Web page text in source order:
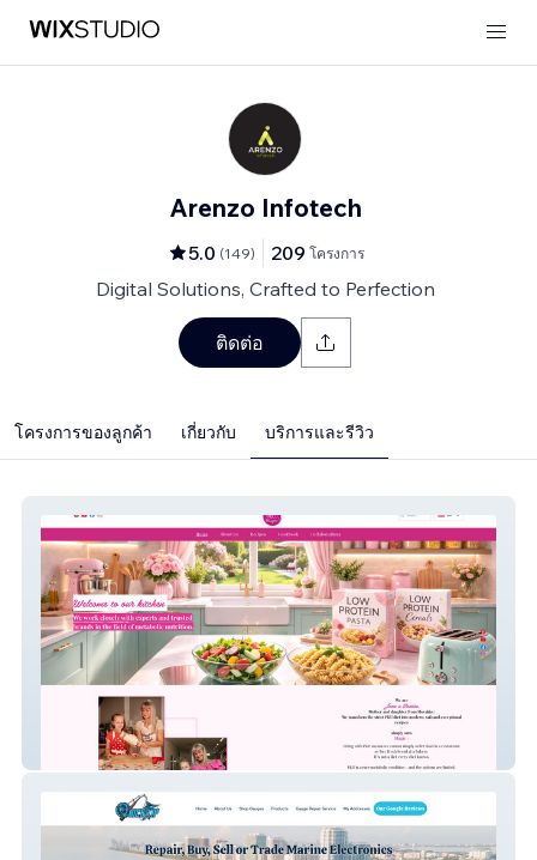
Arenzo Infotech
5.0 (149) 209 โครงการ
Digital Solutions, Crafted to Perfection
ติดต่อ
โครงการของลูกค้า เกี่ยวกับ บริการและรีวิว
PKU Magic